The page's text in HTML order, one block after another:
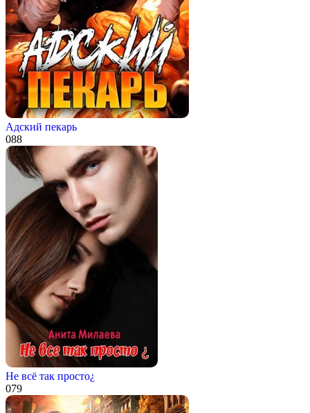
Адский пекарь
088
Не всё так просто¿
079